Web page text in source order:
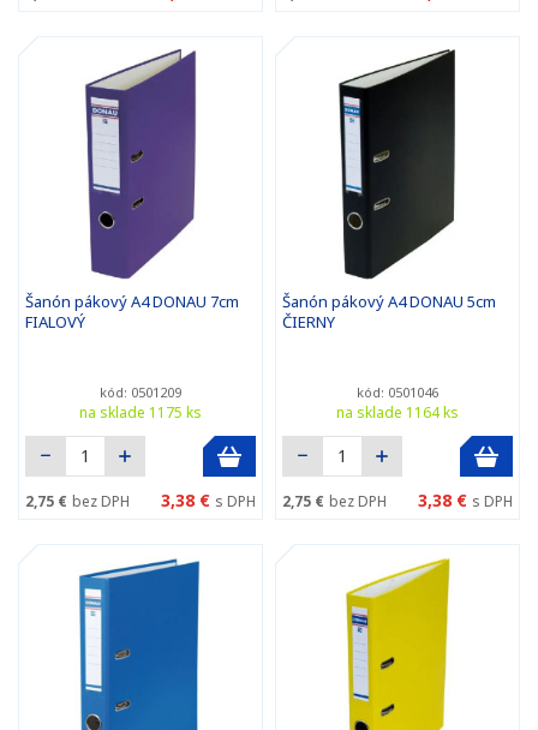
Šanón pákový A4 DONAU 7cm
FIALOVÝ
kód: 0501209
na sklade 1175 ks
2,75 € bez DPH 3,38 € s DPH
Šanón pákový A4 DONAU 5cm
ČIERNY
kód: 0501046
na sklade 1164 ks
2,75 € bez DPH 3,38 € s DPH